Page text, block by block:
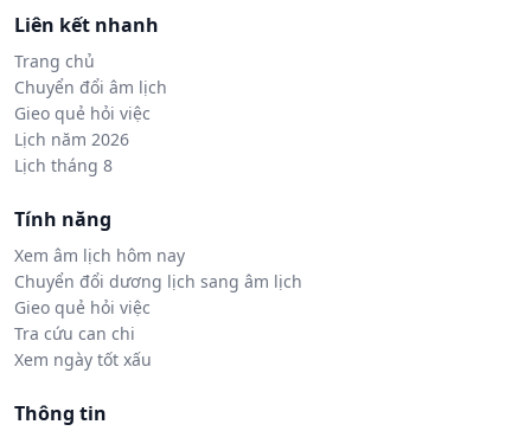
Liên kết nhanh
Trang chủ
Chuyển đổi âm lịch
Gieo quẻ hỏi việc
Lịch năm 2026
Lịch tháng 8
Tính năng
Xem âm lịch hôm nay
Chuyển đổi dương lịch sang âm lịch
Gieo quẻ hỏi việc
Tra cứu can chi
Xem ngày tốt xấu
Thông tin